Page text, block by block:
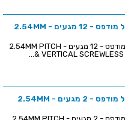
טרמינל בלוק למעגל מודפס - 12 מגעים - 2.54MM
טרמינל בלוק למעגל מודפס - 12 מגעים - 2.54MM PITCH
טרמינל בלוק למעגל מודפס - 2 מגעים - 2.54MM